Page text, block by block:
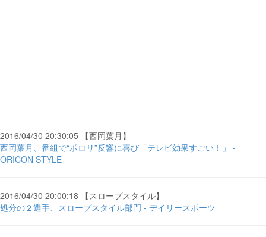
2016/04/30 20:30:05 【西岡葉月】
西岡葉月、番組で“ポロリ”反響に喜び「テレビ効果すごい！」 -
ORICON STYLE
2016/04/30 20:00:18 【スロープスタイル】
処分の２選手、スロープスタイル部門 - デイリースポーツ